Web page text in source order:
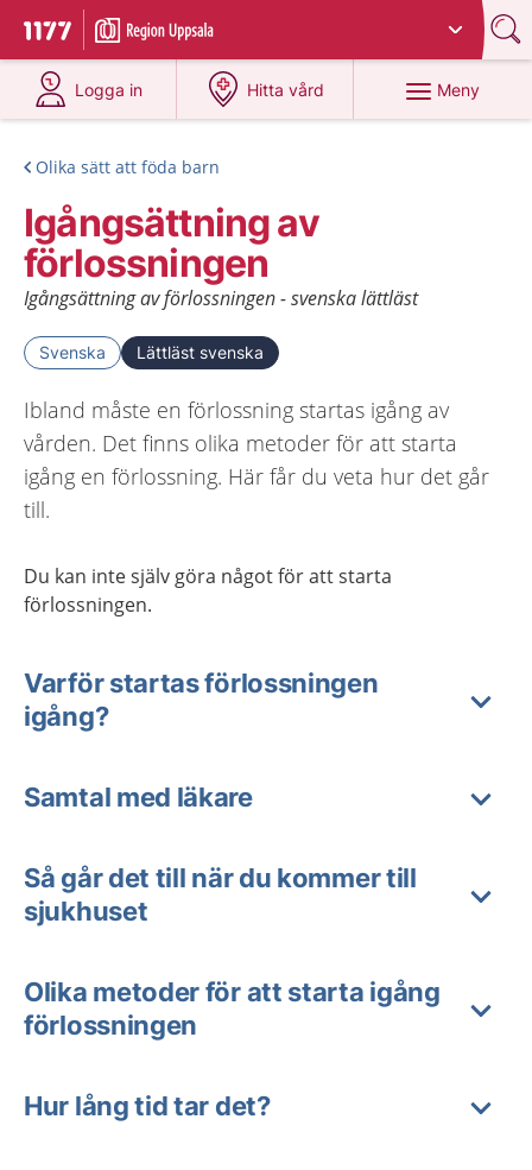
Till startsidan för 1177
Du har valt region
Logga in
på 1177.se
Hitta vård
på 1177.se
Meny
Olika sätt att föda barn
Igångsättning av
förlossningen
Igångsättning av förlossningen - svenska lättläst
Svenska Lättläst svenska
Ibland måste en förlossning startas igång av
vården. Det finns olika metoder för att starta
igång en förlossning. Här får du veta hur det går
till.
Du kan inte själv göra något för att starta
förlossningen.
Varför startas förlossningen
igång?
Samtal med läkare
Så går det till när du kommer till
sjukhuset
Olika metoder för att starta igång
förlossningen
Hur lång tid tar det?